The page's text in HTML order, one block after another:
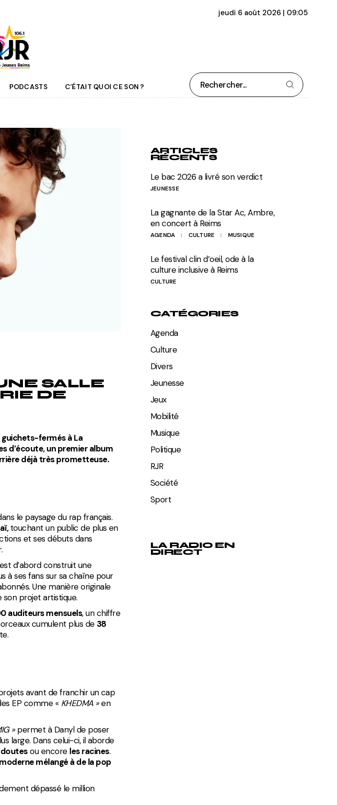
jeudi 6 août 2026 | 09:05
PODCASTS C’ÉTAIT QUOI CE SON ?
Rechercher
SALLE
DE
fermés à La
d’écoute, un premier album
déjà très prometteuse.
le paysage du rap français.
touchant un public de plus en
et ses débuts dans
d’abord construit une
à ses fans sur sa chaîne pour
Une manière originale
son projet artistique.
auditeurs mensuels, un chiffre
cumulent plus de 38
avant de franchir un cap
EP comme « KHEDMA »en
»permet à Danyl de poser
large. Dans celui-ci, il aborde
doutesou encore les racines.
mélangé à de la pop
dépassé le million
ARTICLES
RÉCENTS
Le bac 2026 a livré son verdict
JEUNESSE
La gagnante de la Star Ac, Ambre,
en concert à Reims
AGENDA CULTURE MUSIQUE
Le festival clin d’oeil, ode à la
culture inclusive à Reims
CULTURE
CATÉGORIES
Agenda
Culture
Divers
Jeunesse
Jeux
Mobilité
Musique
Politique
RJR
Société
Sport
LA RADIO EN
DIRECT